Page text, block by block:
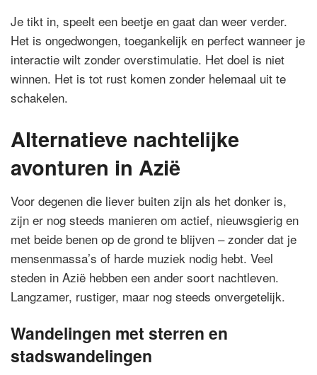
Je tikt in, speelt een beetje en gaat dan weer verder.
Het is ongedwongen, toegankelijk en perfect wanneer je
interactie wilt zonder overstimulatie. Het doel is niet
winnen. Het is tot rust komen zonder helemaal uit te
schakelen.
Alternatieve nachtelijke
avonturen in Azië
Voor degenen die liever buiten zijn als het donker is,
zijn er nog steeds manieren om actief, nieuwsgierig en
met beide benen op de grond te blijven – zonder dat je
mensenmassa’s of harde muziek nodig hebt. Veel
steden in Azië hebben een ander soort nachtleven.
Langzamer, rustiger, maar nog steeds onvergetelijk.
Wandelingen met sterren en
stadswandelingen